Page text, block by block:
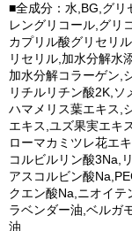
■全成分：水,BG,グリ
レングリコール,グリ
カプリル酸グリセリ
リセリル,加水分解水
加水分解コラーゲン,
リチルリチン酸2K,ソ
ハマメリス葉エキス,
エキス,ユズ果実エキ
ローマカミツレ花エ
コルビルリン酸3Na,
アスコルビン酸
クエン酸Na,ニオイテ
ラベンダー油,ベルガ
油